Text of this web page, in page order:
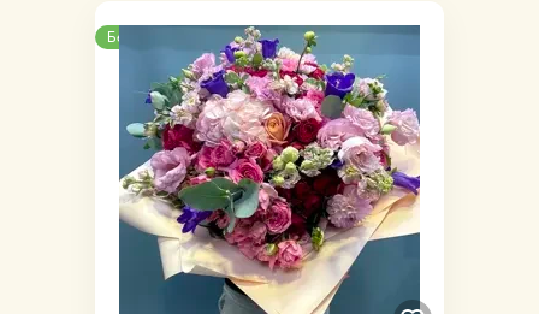
Бесплатная доставка Новинка